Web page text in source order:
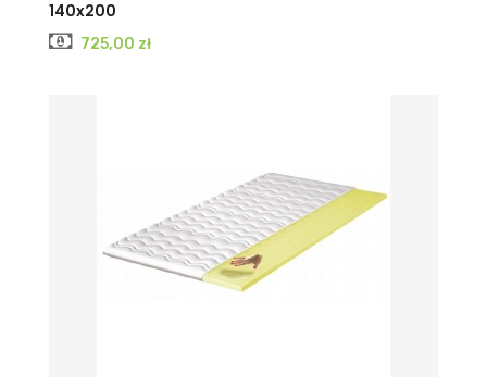
140x200
Cena
725,00 zł